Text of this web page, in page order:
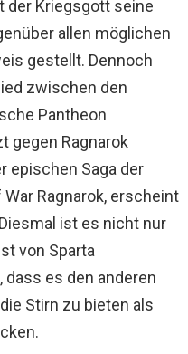
der Kriegsgott seine
allen möglichen
gestellt. Dennoch
zwischen den
Pantheon
gegen Ragnarok
epischen Saga der
Ragnarok, erscheint
ist es nicht nur
von Sparta
es den anderen
Stirn zu bieten als